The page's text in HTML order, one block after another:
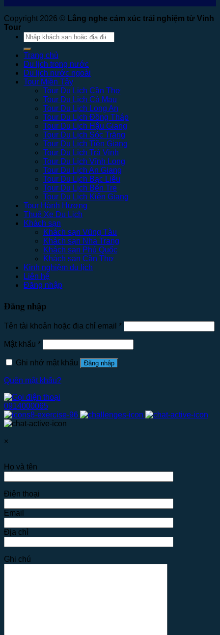
Copyright 2026 © Lắng nghe cảm xúc trải nghiệm từ Vinh
Tour
Tìm
kiếm:
Trang chủ
Du lịch trong nước
Du lịch nước ngoài
Tour Miền Tây
Tour Du Lịch Cần Thơ
Tour Du Lịch Cà Mau
Tour Du Lịch Long An
Tour Du Lịch Đồng Tháp
Tour Du Lịch Hậu Giang
Tour Du Lịch Sóc Trăng
Tour Du Lịch Tiền Giang
Tour Du Lịch Trà Vinh
Tour Du Lịch Vĩnh Long
Tour Du Lịch An Giang
Tour Du Lịch Bạc Liêu
Tour Du Lịch Bến Tre
Tour Du Lịch Kiên Giang
Tour Hành Hương
Thuê Xe Du Lịch
Khách sạn
Khách sạn Vũng Tàu
Khách sạn Nha Trang
Khách sạn Phú Quốc
Khách sạn Cần Thơ
Kinh nghiệm du lịch
Liên hệ
Đăng nhập
Đăng nhập
Tên tài khoản hoặc địa chỉ email *
Mật khẩu *
Ghi nhớ mật khẩu Đăng nhập
Quên mật khẩu?
0914000065
×
Họ và tên
Điện thoại
Email
Địa chỉ
Ghi chú